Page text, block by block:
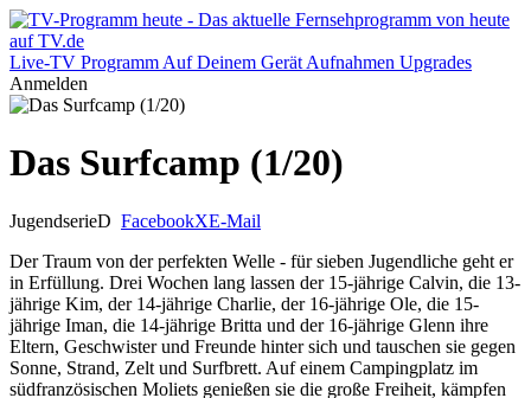
Live-TV Programm Auf Deinem Gerät Aufnahmen Upgrades
Anmelden
Das Surfcamp (1/20)
JugendserieD FacebookXE-Mail
Der Traum von der perfekten Welle - für sieben Jugendliche geht er
in Erfüllung. Drei Wochen lang lassen der 15-jährige Calvin, die 13-
jährige Kim, der 14-jährige Charlie, der 16-jährige Ole, die 15-
jährige Iman, die 14-jährige Britta und der 16-jährige Glenn ihre
Eltern, Geschwister und Freunde hinter sich und tauschen sie gegen
Sonne, Strand, Zelt und Surfbrett. Auf einem Campingplatz im
südfranzösischen Moliets genießen sie die große Freiheit, kämpfen